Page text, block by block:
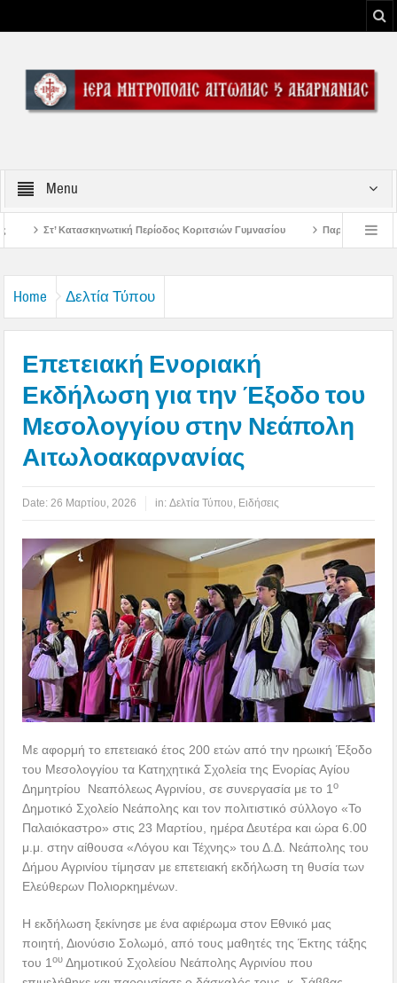
Menu
Κοριτσιών Γυμνασίου Παρακλήσεις πρώτης εβδομάδος
Home Δελτία Τύπου
Επετειακή Ενοριακή
Εκδήλωση για την Έξοδο του
Μεσολογγίου στην Νεάπολη
Αιτωλοακαρνανίας
Date: 26 Μαρτίου, 2026 in:Δελτία Τύπου Ειδήσεις
Με αφορμή το επετειακό έτος 200 ετών από την ηρωική Έξοδο
του Μεσολογγίου τα Κατηχητικά Σχολεία της Ενορίας Αγίου
Δημητρίου Νεαπόλεως Αγρινίου, σε συνεργασία με το 1ο
Δημοτικό Σχολείο Νεάπολης και τον πολιτιστικό σύλλογο «Το
Παλαιόκαστρο» στις 23 Μαρτίου, ημέρα Δευτέρα και ώρα 6.00
μ.μ. στην αίθουσα «Λόγου και Τέχνης» του Δ.Δ. Νεάπολης του
Δήμου Αγρινίου τίμησαν με επετειακή εκδήλωση τη θυσία των
Ελεύθερων Πολιορκημένων.
Η εκδήλωση ξεκίνησε με ένα αφιέρωμα στον Εθνικό μας
ποιητή, Διονύσιο Σολωμό, από τους μαθητές της Έκτης τάξης
του 1ου Δημοτικού Σχολείου Νεάπολης Αγρινίου που